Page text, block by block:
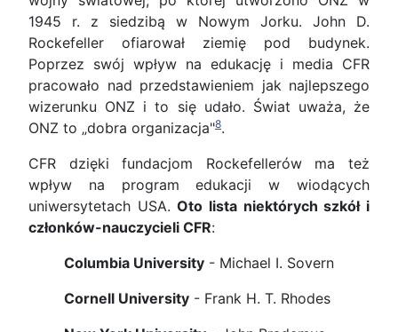
1945 r. z siedzibą w Nowym Jorku. John D.
Rockefeller ofiarował ziemię pod budynek.
Poprzez swój wpływ na edukację i media CFR
pracowało nad przedstawieniem jak najlepszego
wizerunku ONZ i to się udało. Świat uważa, że
ONZ to „dobra organizacja"8.
CFR dzięki fundacjom Rockefellerów ma też
wpływ na program edukacji w wiodących
uniwersytetach USA.Oto lista niektórych szkół i
członków-nauczycieli CFR:
Columbia University - Michael I. Sovern
Cornell University - Frank H. T. Rhodes